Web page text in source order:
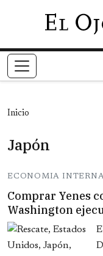
Inicio
Japón
ECONOMIA
Comprar Yenes
Washington